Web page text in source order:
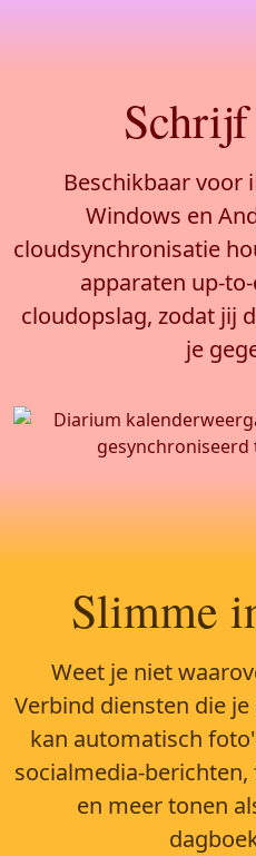
Beschikbaar voor
Windows en
cloudsynchronisatie
apparaten up-
cloudopslag, zodat jij
je
Slimme
Weet je niet
Verbind diensten die
kan automatisch
socialmedia-
en meer tonen